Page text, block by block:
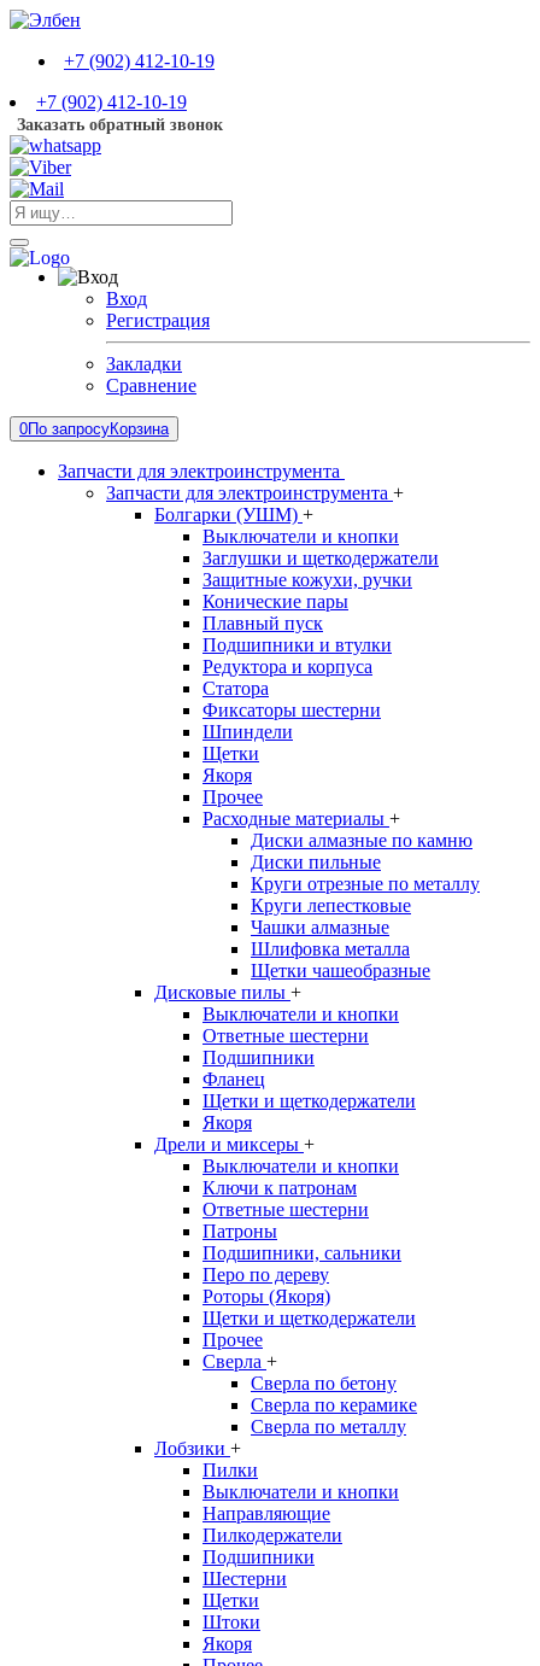
+7 (902) 412-10-19
+7 (902) 412-10-19
Заказать обратный звонок
Вход
Регистрация
Закладки
Сравнение
0По запросуКорзина
Запчасти для электроинструмента
Запчасти для электроинструмента +
Болгарки (УШМ) +
Выключатели и кнопки
Заглушки и щеткодержатели
Защитные кожухи, ручки
Конические пары
Плавный пуск
Подшипники и втулки
Редуктора и корпуса
Статора
Фиксаторы шестерни
Шпиндели
Щетки
Якоря
Прочее
Расходные материалы +
Диски алмазные по камню
Диски пильные
Круги отрезные по металлу
Круги лепестковые
Чашки алмазные
Шлифовка металла
Щетки чашеобразные
Дисковые пилы +
Выключатели и кнопки
Ответные шестерни
Подшипники
Фланец
Щетки и щеткодержатели
Якоря
Дрели и миксеры +
Выключатели и кнопки
Ключи к патронам
Ответные шестерни
Патроны
Подшипники, сальники
Перо по дереву
Роторы (Якоря)
Щетки и щеткодержатели
Прочее
Сверла +
Сверла по бетону
Сверла по керамике
Сверла по металлу
Лобзики +
Пилки
Выключатели и кнопки
Направляющие
Пилкодержатели
Подшипники
Шестерни
Щетки
Штоки
Якоря